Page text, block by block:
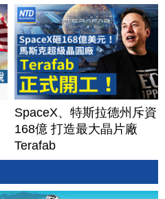
SpaceX、特斯拉德州斥資
168億 打造最大晶片廠
Terafab